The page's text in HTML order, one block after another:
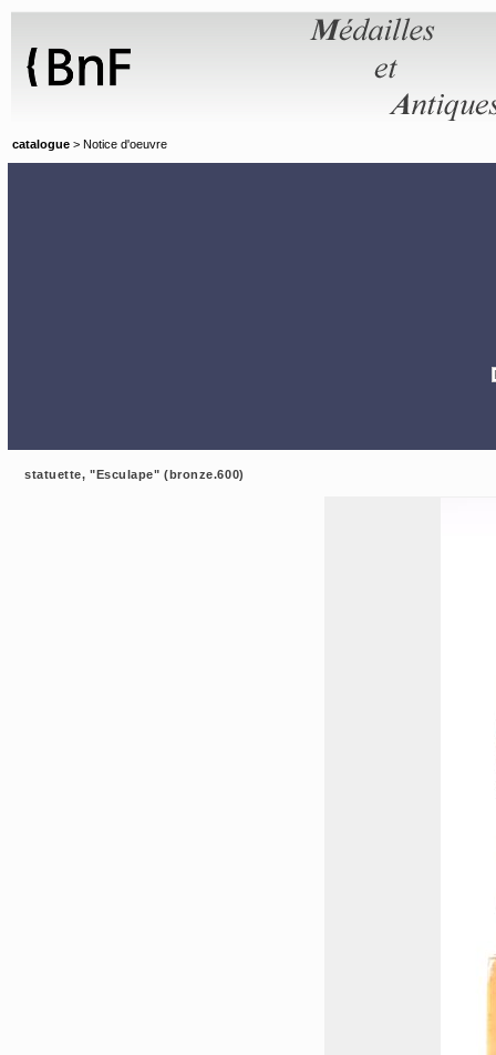
catalogue > Notice d'oeuvre
statuette, "Esculape" (bronze.600)